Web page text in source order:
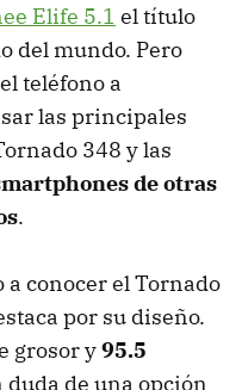
Elife 5.1 el título
del mundo. Pero
teléfono a
las principales
348 y las
de otras
.
a conocer el Tornado
por su diseño.
grosor y95.5
duda de una opción